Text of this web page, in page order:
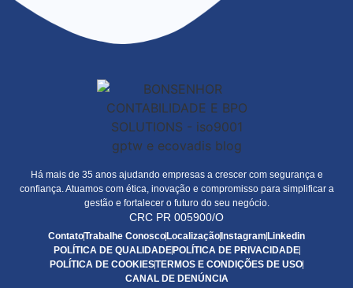
Há mais de 35 anos ajudando empresas a crescer com segurança e
confiança. Atuamos com ética, inovação e compromisso para simplificar a
gestão e fortalecer o futuro do seu negócio.
CRC PR 005900/O
ContatoTrabalhe Conosco Localização Instagram Linkedin
POLÍTICA DE QUALIDADE POLÍTICA DE PRIVACIDADE
POLÍTICA DE COOKIESTERMOS E CONDIÇÕES DE USO
CANAL DE DENÚNCIA